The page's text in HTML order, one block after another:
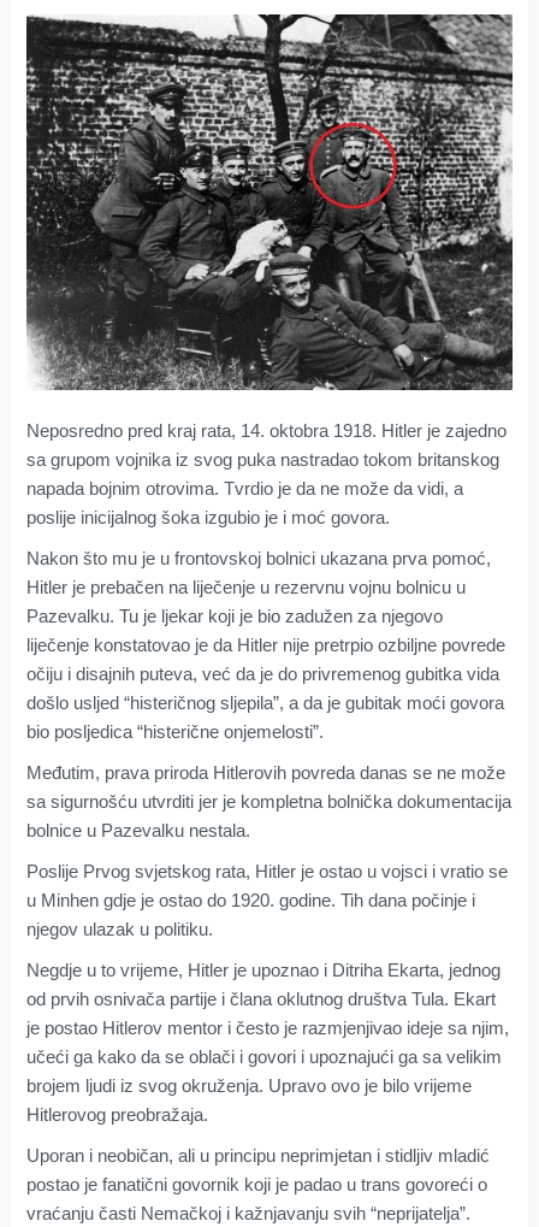
Neposredno pred kraj rata, 14. oktobra 1918. Hitler je zajedno
sa grupom vojnika iz svog puka nastradao tokom britanskog
napada bojnim otrovima. Tvrdio je da ne može da vidi, a
poslije inicijalnog šoka izgubio je i moć govora.
Nakon što mu je u frontovskoj bolnici ukazana prva pomoć,
Hitler je prebačen na liječenje u rezervnu vojnu bolnicu u
Pazevalku. Tu je ljekar koji je bio zadužen za njegovo
liječenje konstatovao je da Hitler nije pretrpio ozbiljne povrede
očiju i disajnih puteva, već da je do privremenog gubitka vida
došlo usljed “histeričnog sljepila”, a da je gubitak moći govora
bio posljedica “histerične onjemelosti”.
Međutim, prava priroda Hitlerovih povreda danas se ne može
sa sigurnošću utvrditi jer je kompletna bolnička dokumentacija
bolnice u Pazevalku nestala.
Poslije Prvog svjetskog rata, Hitler je ostao u vojsci i vratio se
u Minhen gdje je ostao do 1920. godine. Tih dana počinje i
njegov ulazak u politiku.
Negdje u to vrijeme, Hitler je upoznao i Ditriha Ekarta, jednog
od prvih osnivača partije i člana oklutnog društva Tula. Ekart
je postao Hitlerov mentor i često je razmjenjivao ideje sa njim,
učeći ga kako da se oblači i govori i upoznajući ga sa velikim
brojem ljudi iz svog okruženja. Upravo ovo je bilo vrijeme
Hitlerovog preobražaja.
Uporan i neobičan, ali u principu neprimjetan i stidljiv mladić
postao je fanatični govornik koji je padao u trans govoreći o
vraćanju časti Nemačkoj i kažnjavanju svih “neprijatelja”.